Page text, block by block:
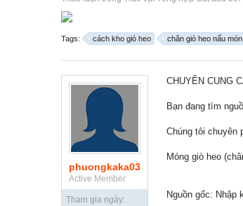
Tags: cách kho giò heo chân giò heo nấu
phuongkaka03
Active Member
Tham gia ngày:
CHUYÊN CUNG
Bạn đang tìm
Chúng tôi chuyên
Móng giò heo
Nguồn gốc: Nhập